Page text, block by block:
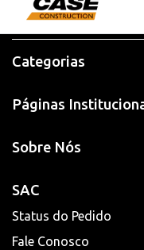
Categorias
Páginas
Sobre Nós
SAC
Status do Pedido
Fale Conosco